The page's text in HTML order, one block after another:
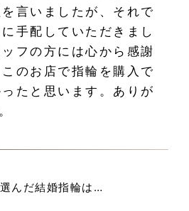
言いましたが、それで
手配していただきまし
フの方には心から感謝
のお店で指輪を購入で
たと思います。ありが
んだ結婚指輪は…